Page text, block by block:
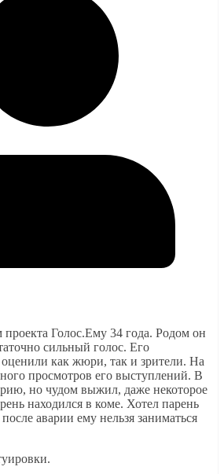
проекта Голос.Ему 34 года. Родом он
сильный голос. Его
как жюри, так и зрители. На
просмотров его выступлений. В
но чудом выжил, даже некоторое
находился в коме. Хотел парень
аварии ему нельзя заниматься